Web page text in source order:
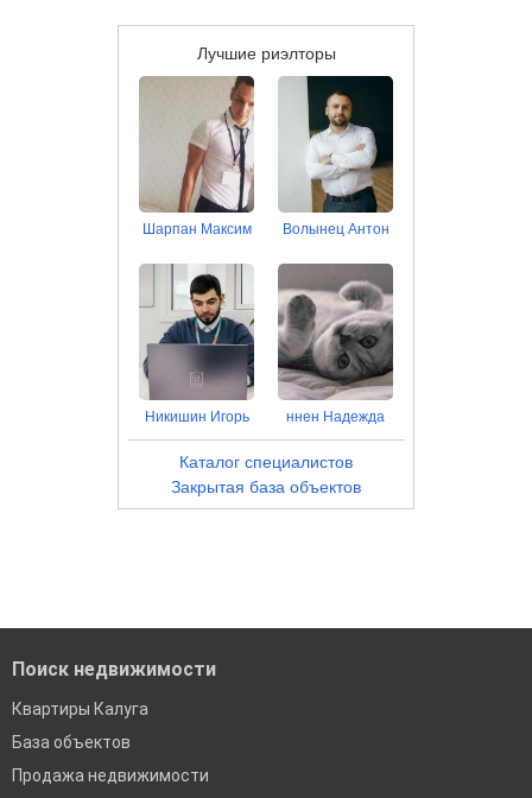
Лучшие риэлторы
Шарпан Максим Волынец Антон
Никишин Игорь ннен Надежда
Каталог специалистов
Закрытая база объектов
Поиск недвижимости
Квартиры Калуга
База объектов
Продажа недвижимости